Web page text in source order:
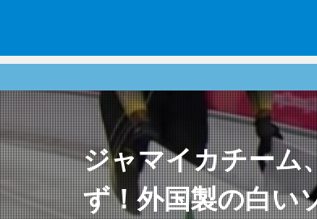
ジャマイカチーム
ず！外国製の白い